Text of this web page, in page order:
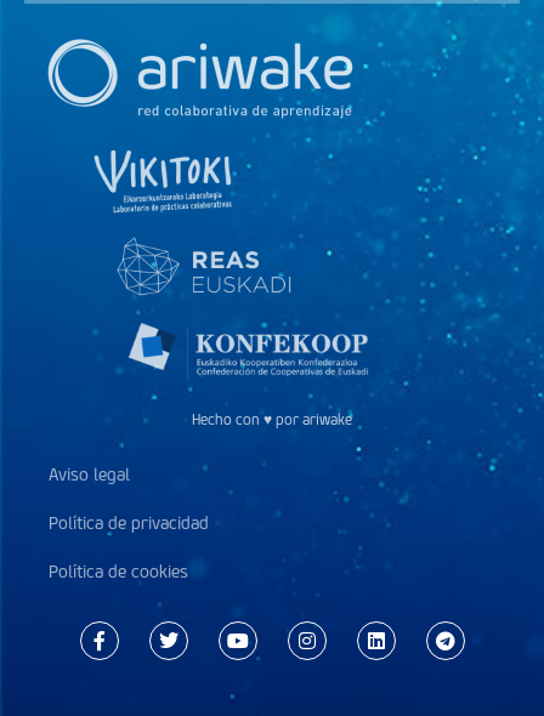
Hecho con ♥ por ariwake
Aviso legal
Política de privacidad
Política de cookies